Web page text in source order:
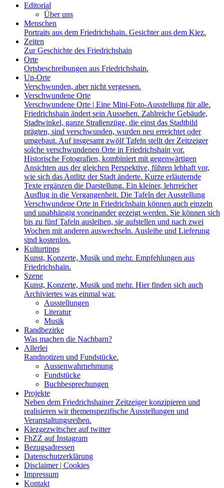
Editorial
Über uns
Menschen
Portraits aus dem Friedrichshain. Gesichter aus dem Kiez.
Zeiten
Zur Geschichte des Friedrichshain
Orte
Ortsbeschreibungen aus Friedrichshain.
Un-Orte
Verschwunden, aber nicht vergessen.
Verschwundene Orte
Verschwundene Orte | Eine Mini-Foto-Ausstellung für alle.
Friedrichshain ändert sein Aussehen. Zahlreiche Gebäude,
Stadtwinkel, ganze Straßenzüge, die einst das Stadtbild
prägten, sind verschwunden, wurden neu erreichtet oder
umgebaut. Auf insgesamt zwölf Tafeln stellt der Zeitzeiger
solche verschwundenen Orte in Friedrichshain vor.
Historische Fotografien, kombiniert mit gegenwärtigen
Ansichten aus der gleichen Perspektive, führen lebhaft vor,
wie sich das Antlitz der Stadt änderte. Kurze erläuternde
Texte ergänzen die Darstellung. Ein kleiner, lehrreicher
Ausflug in die Vergangenheit. Die Tafeln der Ausstellung
Verschwundene Orte in Friedrichshain können auch einzeln
und unabhängig voneinander gezeigt werden. Sie können sich
bis zu fünf Tafeln ausleihen, sie aufstellen und nach zwei
Wochen mit anderen auswechseln. Ausleihe und Lieferung
sind kostenlos.
Kulturtipps
Kunst, Konzerte, Musik und mehr. Empfehlungen aus
Friedrichshain.
Szene
Kunst, Konzerte, Musik und mehr. Hier finden sich auch
Archiviertes was einmal war.
Ausstellungen
Literatur
Musik
Randbezirke
Was machen die Nachbarn?
Allerlei
Randnotizen und Fundstücke.
Aussenwahrnehmung
Fundstücke
Buchbesprechungen
Projekte
Neben dem Friedrichshainer Zeitzeiger konzipieren und
realisieren wir themenspezifische Ausstellungen und
Veranstaltungsreihen.
Kiezgezwitscher auf twitter
FhZZ auf Instagram
Bezugsadressen
Datenschutzerklärung
Disclaimer | Cookies
Impressum
Kontakt